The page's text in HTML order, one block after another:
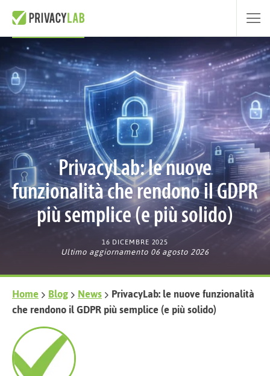
PrivacyLab: le nuove
funzionalità che rendono il GDPR
più semplice (e più solido)
16 DICEMBRE 2025
Ultimo aggiornamento 06 agosto 2026
Home Blog News PrivacyLab: le nuove funzionalità
che rendono il GDPR più semplice (e più solido)